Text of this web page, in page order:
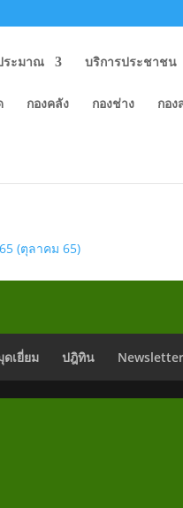
ระมาณ บริการประชาชน
กองคลัง กองช่าง กอ
(ตุลาคม 65)
ดเยี่ยม ปฎิทิน